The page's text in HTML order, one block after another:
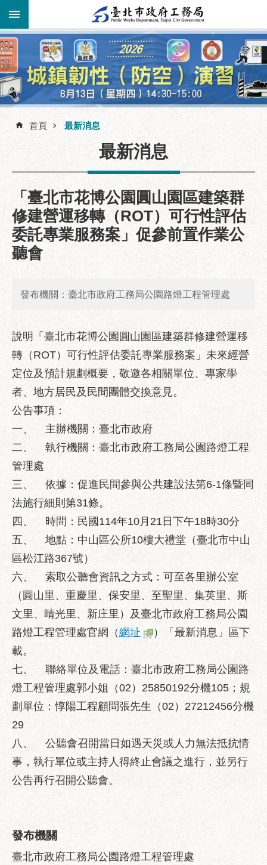
跳到主要內容區塊
進
階
搜
公
告
資
訊
服
機
關
介
紹
政
府
資
訊
公
開
優
良
事
蹟
音
專
區
性
別
流
化
性
騷
擾
防
治
政
園
地
便
民
路
首頁 最新消息
最新消息
「臺北市花博公園圓山園區建築群
修建營運移轉（ROT）可行性評估
委託專業服務案」促參前置作業公
聽會
發布機關：臺北市政府工務局公園路燈工程管理處
說明「臺北市花博公園圓山園區建築群修建營運移
轉（ROT）可行性評估委託專業服務案」未來經營
定位及預計規劃概要，敬邀各相關單位、專家學
者、地方居民及民間團體交換意見。
公告事項：
一、
主辦機關：臺北市政府
二、
執行機關：臺北市政府工務局公園路燈工程
管理處
三、
依據：促進民間參與公共建設法第6-1條暨同
法施行細則第31條。
四、
時間：民國114年10月21日下午18時30分
五、
地點：中山區公所10樓大禮堂（臺北市中山
區松江路367號）
六、
索取公聽會資訊之方式：可至各里辦公室
（圓山里、重慶里、保安里、至聖里、集英里、斯
文里、晴光里、新庄里）及臺北市政府工務局公園
路燈工程管理處官網（網址
）「最新消息」區下
載。
七、
聯絡單位及電話：臺北市政府工務局公園路
燈工程管理處郭小姐（02）25850192分機105；規
劃單位：惇陽工程顧問張先生（02）27212456分機
29
八、
公聽會召開當日如遇天災或人力無法抵抗情
事，執行單位或主持人得終止會議之進行，並另行
公告再行召開公聽會。
發布機關
臺北市政府工務局公園路燈工程管理處